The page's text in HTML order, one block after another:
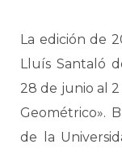
La edición de
Lluís Santaló
28 de junio al
Geométrico».
de la